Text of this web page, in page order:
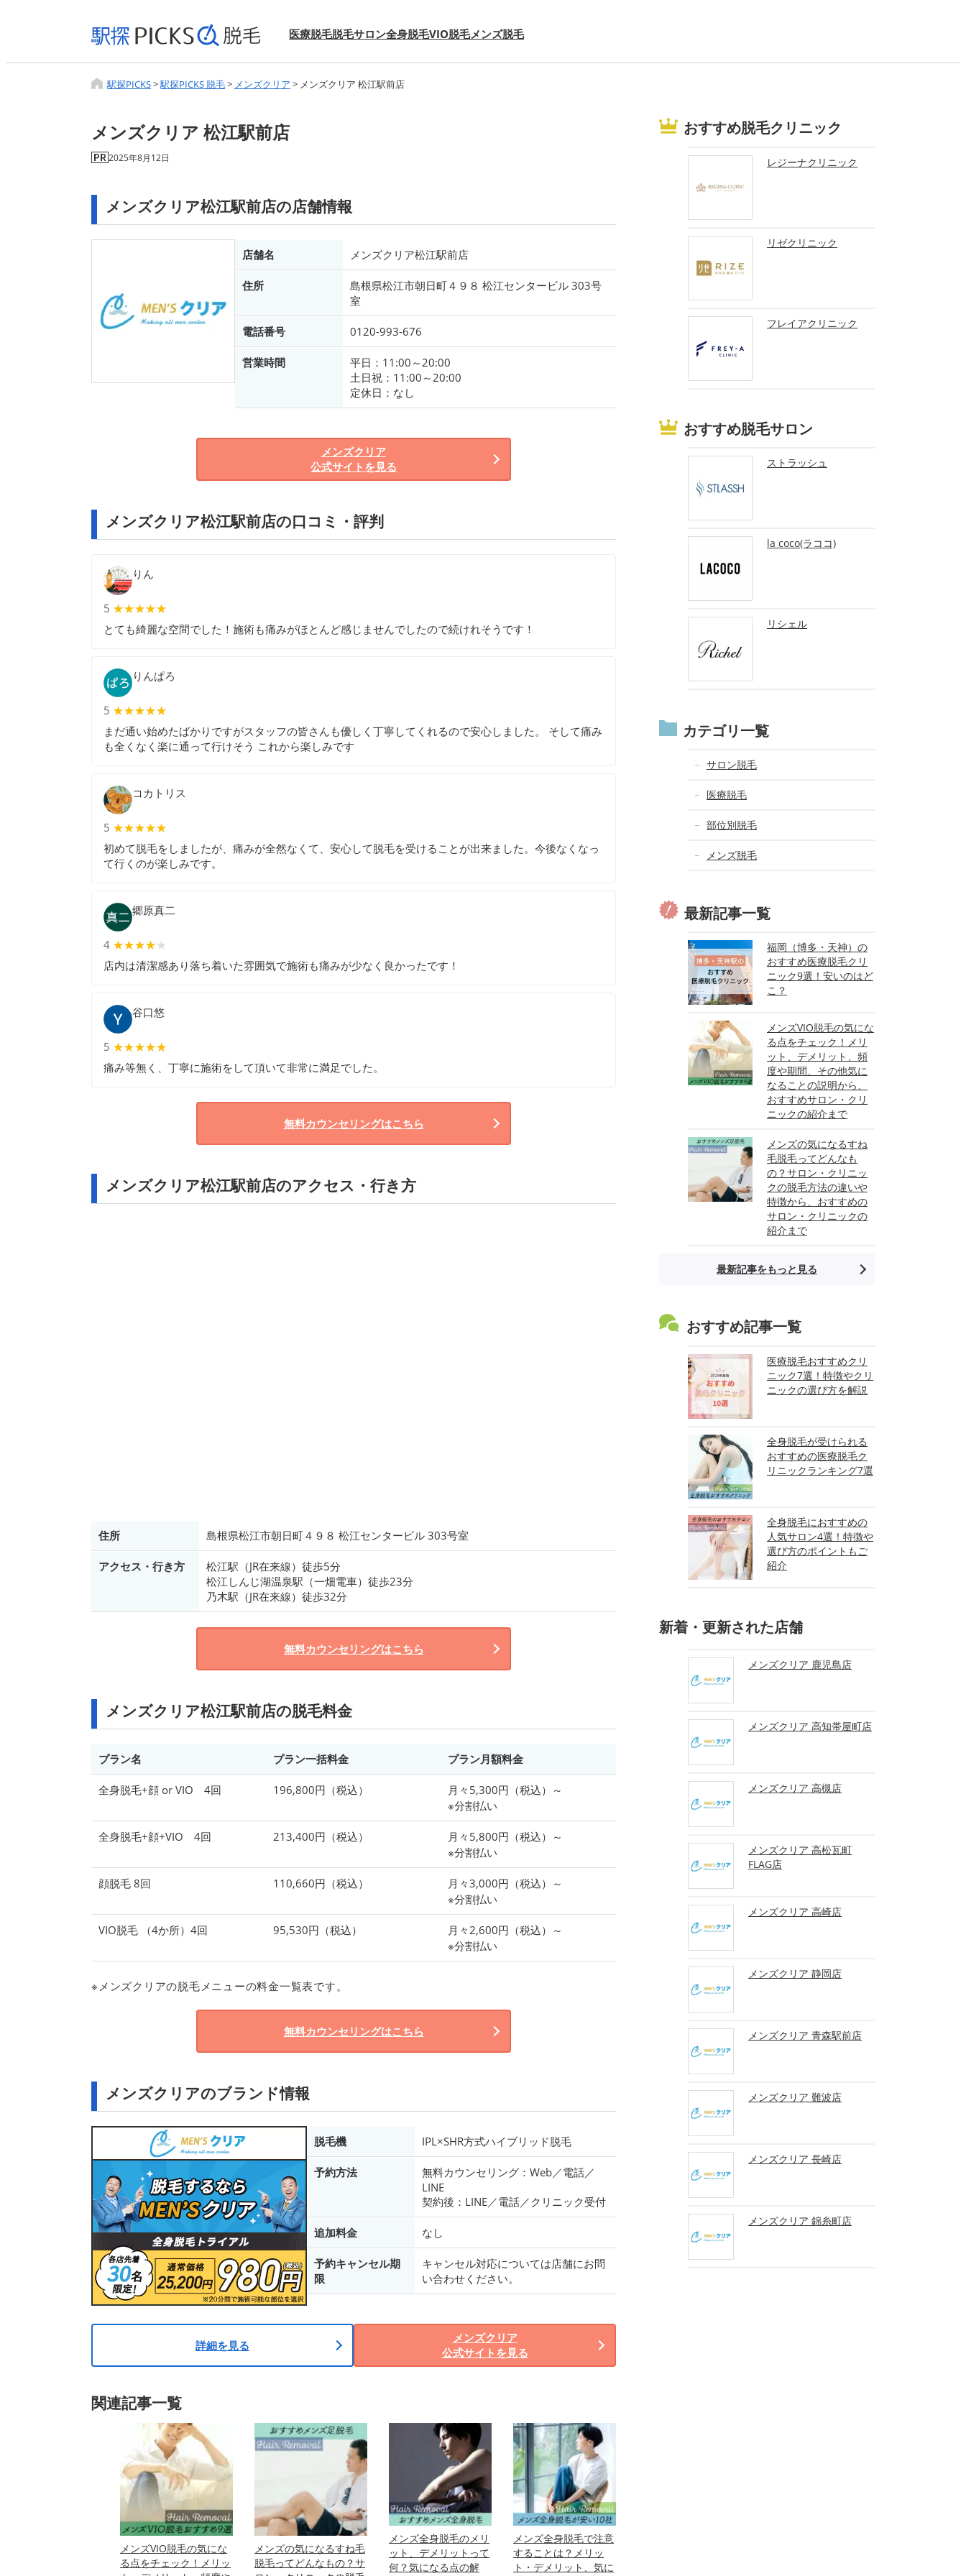
医療脱毛脱毛サロン全身脱毛VIO脱毛メンズ脱毛
駅探PICKS>駅探PICKS 脱毛> メンズクリア > メンズクリア 松江駅前店
メンズクリア 松江駅前店
2025年8月12日
メンズクリア松江駅前店の店舗情報
店舗名 メンズクリア松江駅前店
住所
島根県松江市朝日町４９８ 松江センタービル 303号
室
電話番号 0120-993-676
営業時間
平日：11:00～20:00
土日祝：11:00～20:00
定休日：なし
メンズクリア
公式サイトを見る
メンズクリア松江駅前店の口コミ・評判
りん
5 ★★★★★
★★★★★
とても綺麗な空間でした！施術も痛みがほとんど感じませんでしたので続けれそうです！
りんぱろ
5 ★★★★★
★★★★★
まだ通い始めたばかりですがスタッフの皆さんも優しく丁寧してくれるので安心しました。 そして痛み
も全くなく楽に通って行けそう これから楽しみです
コカトリス
5 ★★★★★
★★★★★
初めて脱毛をしましたが、痛みが全然なくて、安心して脱毛を受けることが出来ました。今後なくなっ
て行くのが楽しみです。
郷原真二
4 ★★★★★
★★★★
店内は清潔感あり落ち着いた雰囲気で施術も痛みが少なく良かったです！
谷口悠
5 ★★★★★
★★★★★
痛み等無く、丁寧に施術をして頂いて非常に満足でした。
無料カウンセリングはこちら
メンズクリア松江駅前店のアクセス・行き方
住所 島根県松江市朝日町４９８ 松江センタービル 303号室
アクセス・行き方
松江駅（JR在来線）徒歩5分
松江しんじ湖温泉駅（一畑電車）徒歩23分
乃木駅（JR在来線）徒歩32分
無料カウンセリングはこちら
メンズクリア松江駅前店の脱毛料金
プラン名 プラン一括料金 プラン月額料金
全身脱毛+顔 or VIO 4回 196,800円（税込）
月々5,300円（税込）～
※分割払い
全身脱毛+顔+VIO 4回 213,400円（税込）
月々5,800円（税込）～
※分割払い
顔脱毛 8回 110,660円（税込）
月々3,000円（税込）～
※分割払い
VIO脱毛 （4か所）4回 95,530円（税込）
月々2,600円（税込）～
※分割払い
※メンズクリアの脱毛メニューの料金一覧表です。
無料カウンセリングはこちら
メンズクリアのブランド情報
脱毛機 IPL×SHR方式ハイブリッド脱毛
予約方法
無料カウンセリング：Web／電話／
LINE
契約後：LINE／電話／クリニック受付
追加料金 なし
予約キャンセル期
限
キャンセル対応については店舗にお問
い合わせください。
詳細を見る
メンズクリア
公式サイトを見る
関連記事一覧
メンズVIO脱毛の気にな
る点をチェック！メリッ
メンズの気になるすね毛
脱毛ってどんなもの？サ
メンズ全身脱毛のメリ
ット、デメリットって
何？気になる点の解
メンズ全身脱毛で注意
することは？メリッ
ト・デメリット、気に
おすすめ脱毛クリニック
レジーナクリニック
リゼクリニック
フレイアクリニック
おすすめ脱毛サロン
ストラッシュ
la coco(ラココ)
リシェル
カテゴリ一覧
サロン脱毛
医療脱毛
部位別脱毛
メンズ脱毛
最新記事一覧
福岡（博多・天神）の
おすすめ医療脱毛クリ
ニック9選！安いのはど
こ？
メンズVIO脱毛の気にな
る点をチェック！メリ
ット、デメリット、頻
度や期間、その他気に
なることの説明から、
おすすめサロン・クリ
ニックの紹介まで
メンズの気になるすね
毛脱毛ってどんなも
の？サロン・クリニッ
クの脱毛方法の違いや
特徴から、おすすめの
サロン・クリニックの
紹介まで
最新記事をもっと見る
おすすめ記事一覧
医療脱毛おすすめクリ
ニック7選！特徴やクリ
ニックの選び方を解説
全身脱毛が受けられる
おすすめの医療脱毛ク
リニックランキング7選
全身脱毛におすすめの
人気サロン4選！特徴や
選び方のポイントもご
紹介
新着・更新された店舗
メンズクリア 鹿児島店
メンズクリア 高知帯屋町店
メンズクリア 高槻店
メンズクリア 高松瓦町
FLAG店
メンズクリア 高崎店
メンズクリア 静岡店
メンズクリア 青森駅前店
メンズクリア 難波店
メンズクリア 長崎店
メンズクリア 錦糸町店